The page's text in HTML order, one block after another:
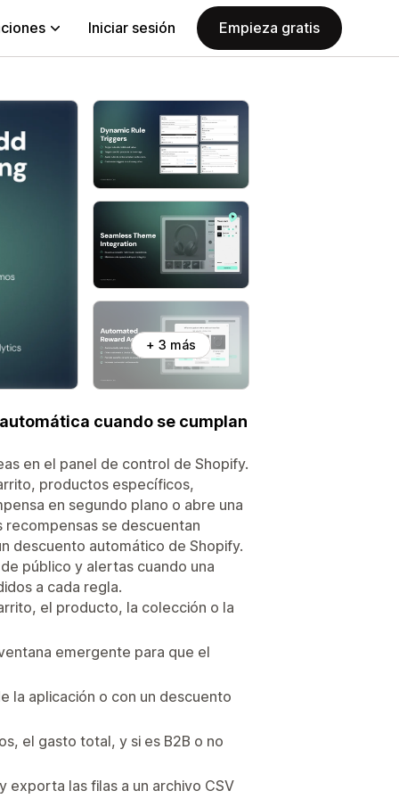
Iniciar sesión Empieza gratis
+ 3 más
cuando se cumplan
en el panel de control de Shopify.
productos específicos,
en segundo plano o abre una
se descuentan
descuento automático de Shopify.
público y alertas cuando una
a cada regla.
el producto, la colección o la
emergente para que el
la aplicación o con un descuento
el gasto total, y si es B2B o no
exporta las filas a un archivo CSV